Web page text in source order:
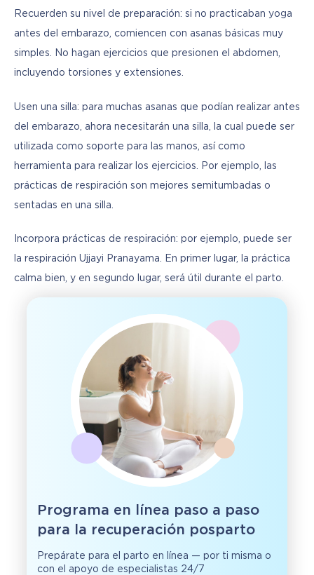
Recuerden su nivel de preparación: si no practicaban yoga
antes del embarazo, comiencen con asanas básicas muy
simples. No hagan ejercicios que presionen el abdomen,
incluyendo torsiones y extensiones.
Usen una silla: para muchas asanas que podían realizar antes
del embarazo, ahora necesitarán una silla, la cual puede ser
utilizada como soporte para las manos, así como
herramienta para realizar los ejercicios. Por ejemplo, las
prácticas de respiración son mejores semitumbadas o
sentadas en una silla.
Incorpora prácticas de respiración: por ejemplo, puede ser
la respiración Ujjayi Pranayama. En primer lugar, la práctica
calma bien, y en segundo lugar, será útil durante el parto.
Programa en línea paso a paso
para la recuperación posparto
Prepárate para el parto en línea — por ti misma o
con el apoyo de especialistas 24/7